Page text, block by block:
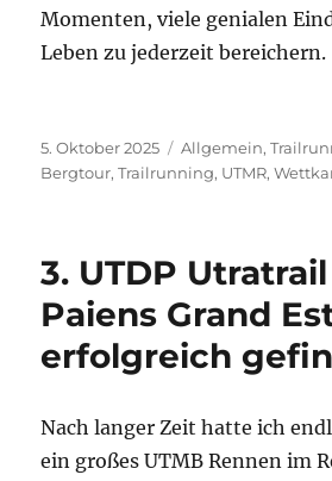
Momenten, viele genialen
Leben zu jederzeit bereichern.
Veröffentlicht
am
5. Oktober 2025 Kategorien
Allgemein,
Bergtour,Trailrunning, UTMR,
3. UTDP
Paiens Grand
erfolgreich
Nach langer Zeit hatte ich
ein großes UTMB Rennen im